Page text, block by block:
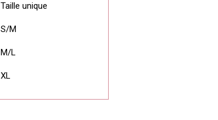
Taille unique
S/M
M/L
XL